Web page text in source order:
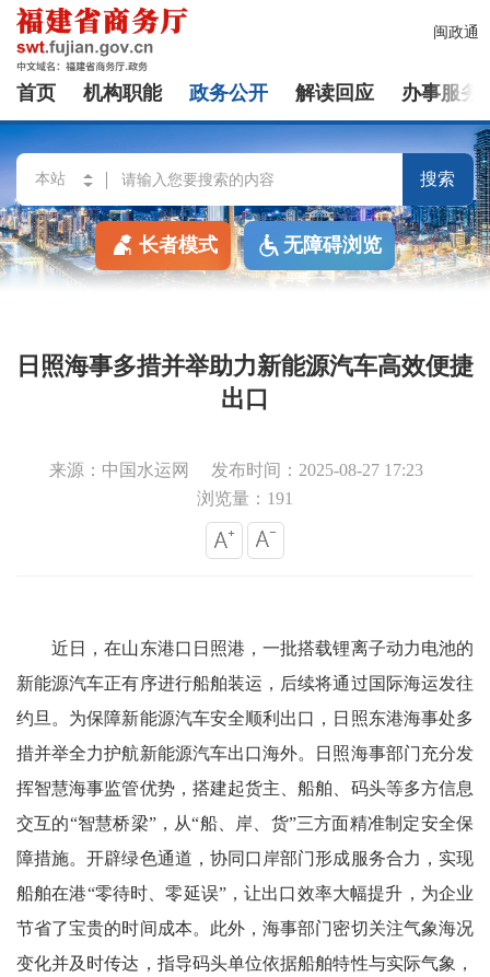
闽政通
首页 机构职能 政务公开 解读回应 办事服务
搜索
长者模式 无障碍浏览
日照海事多措并举助力新能源汽车高效便捷
出口
来源：中国水运网
发布时间：2025-08-27 17:23
浏览量：191
近日，在山东港口日照港，一批搭载锂离子动力电池的
新能源汽车正有序进行船舶装运，后续将通过国际海运发往
约旦。为保障新能源汽车安全顺利出口，日照东港海事处多
措并举全力护航新能源汽车出口海外。日照海事部门充分发
挥智慧海事监管优势，搭建起货主、船舶、码头等多方信息
交互的“智慧桥梁”，从“船、岸、货”三方面精准制定安全保
障措施。开辟绿色通道，协同口岸部门形成服务合力，实现
船舶在港“零待时、零延误”，让出口效率大幅提升，为企业
节省了宝贵的时间成本。此外，海事部门密切关注气象海况
变化并及时传达，指导码头单位依据船舶特性与实际气象，